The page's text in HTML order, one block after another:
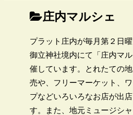
庄内マルシェ
プラット庄内が毎月第２日
御立神社境内にて「庄内マ
催しています。とれたての
売や、フリーマーケット、
プなどいろいろなお店が出
す。また、地元ミュージシ